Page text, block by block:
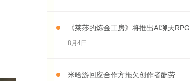
《莱莎的炼金工房》将推出AI聊天RPG
8月4日
米哈游回应合作方拖欠创作者酬劳